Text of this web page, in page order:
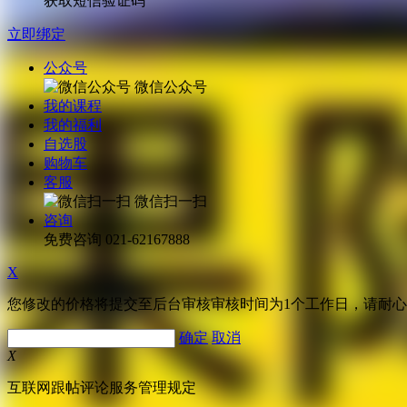
立即绑定
公众号
微信公众号
我的课程
我的福利
自选股
购物车
客服
微信扫一扫
咨询
免费咨询 021-62167888
X
您修改的价格将提交至后台审核审核时间为1个工作日，请耐
确定 取消
X
互联网跟帖评论服务管理规定